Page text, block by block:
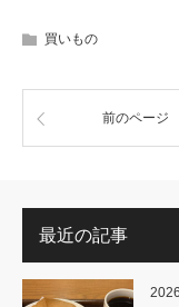
買いもの
前のページ
最近の記事